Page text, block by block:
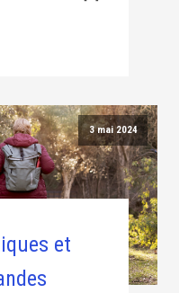
3 mai 2024
et